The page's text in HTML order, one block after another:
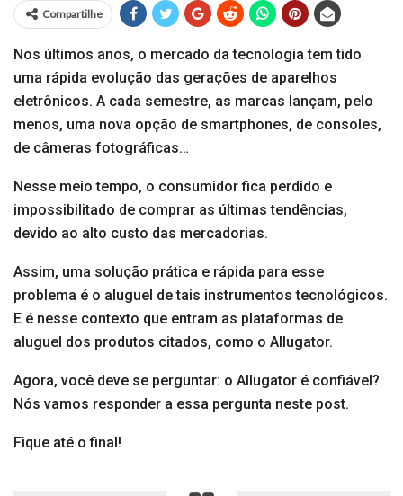
Compartilhe
Nos últimos anos, o mercado da tecnologia tem tido
uma rápida evolução das gerações de aparelhos
eletrônicos. A cada semestre, as marcas lançam, pelo
menos, uma nova opção de smartphones, de consoles,
de câmeras fotográficas…
Nesse meio tempo, o consumidor fica perdido e
impossibilitado de comprar as últimas tendências,
devido ao alto custo das mercadorias.
Assim, uma solução prática e rápida para esse
problema é o aluguel de tais instrumentos tecnológicos.
E é nesse contexto que entram as plataformas de
aluguel dos produtos citados, como o Allugator.
Agora, você deve se perguntar: o Allugator é confiável?
Nós vamos responder a essa pergunta neste post.
Fique até o final!